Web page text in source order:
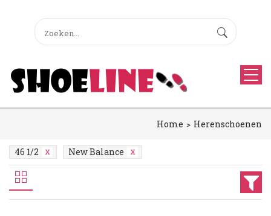
Home Herenschoenen
46 1/2 New Balance